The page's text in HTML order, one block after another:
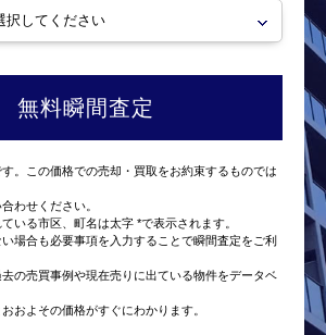
無料瞬間査定
。この価格での売却・買取をお約束するものでは
わせください。
いる市区、町名は太字 *で表示されます。
場合も必要事項を入力することで瞬間査定をご利
の売買事例や現在売りに出ている物件をデータベ
およその価格がすぐにわかります。